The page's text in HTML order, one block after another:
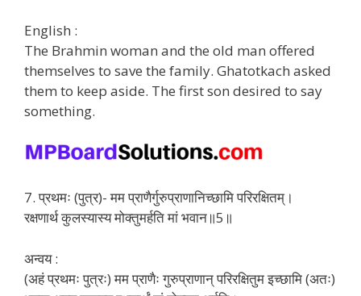
English :
The Brahmin woman and the old man offered
themselves to save the family. Ghatotkach asked
them to keep aside. The first son desired to say
something.
7. प्रथमः (पुत्र)- मम प्राणैर्गुरुप्राणानिच्छामि परिरक्षितम्।
रक्षणार्थ कुलस्यास्य मोक्तुमर्हति मां भवान॥5॥
अन्वय :
(अहं प्रथमः पुत्रः) मम प्राणैः गुरुप्राणान् परिरक्षितुम इच्छामि (अतः)